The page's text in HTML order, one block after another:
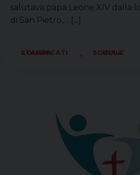
salutava papa Leone XIV dalla
di San Pietro,… [...]
COMUNICATI STAMPA
, SCUOLA SOCIALE